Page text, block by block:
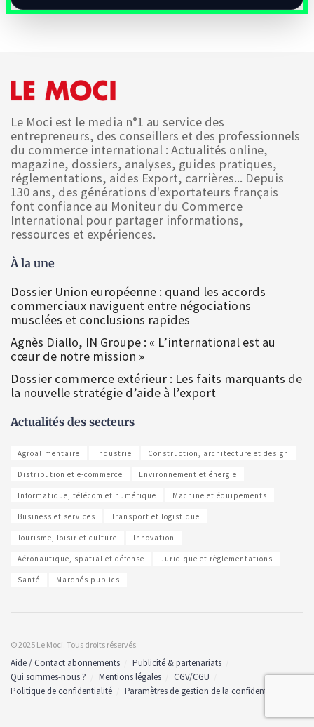
Le Moci est le media n°1 au service des
entrepreneurs, des conseillers et des professionnels
du commerce international : Actualités online,
magazine, dossiers, analyses, guides pratiques,
réglementations, aides Export, carrières... Depuis
130 ans, des générations d'exportateurs français
font confiance au Moniteur du Commerce
International pour partager informations,
ressources et expériences.
À la une
Dossier Union européenne : quand les accords
commerciaux naviguent entre négociations
musclées et conclusions rapides
Agnès Diallo, IN Groupe : « L’international est au
cœur de notre mission »
Dossier commerce extérieur : Les faits marquants de
la nouvelle stratégie d’aide à l’export
Actualités des secteurs
Agroalimentaire Industrie Construction, architecture et design
Distribution et e-commerce Environnement et énergie
Informatique, télécom et numérique Machine et équipements
Business et services Transport et logistique
Tourisme, loisir et culture Innovation
Aéronautique, spatial et défense Juridique et règlementations
Santé Marchés publics
© 2025 Le Moci. Tous droits réservés.
Aide / Contact abonnements
Publicité & partenariats
Qui sommes-nous ?
Mentions légales
CGV/CGU
Politique de confidentialité
Paramètres de gestion de la confidentialité